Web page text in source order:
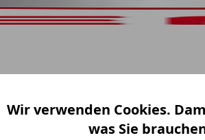
Wir verwenden Cookies.
was Sie